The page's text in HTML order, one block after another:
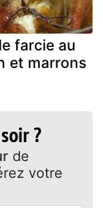
farcie au
et marrons
?
de
votre